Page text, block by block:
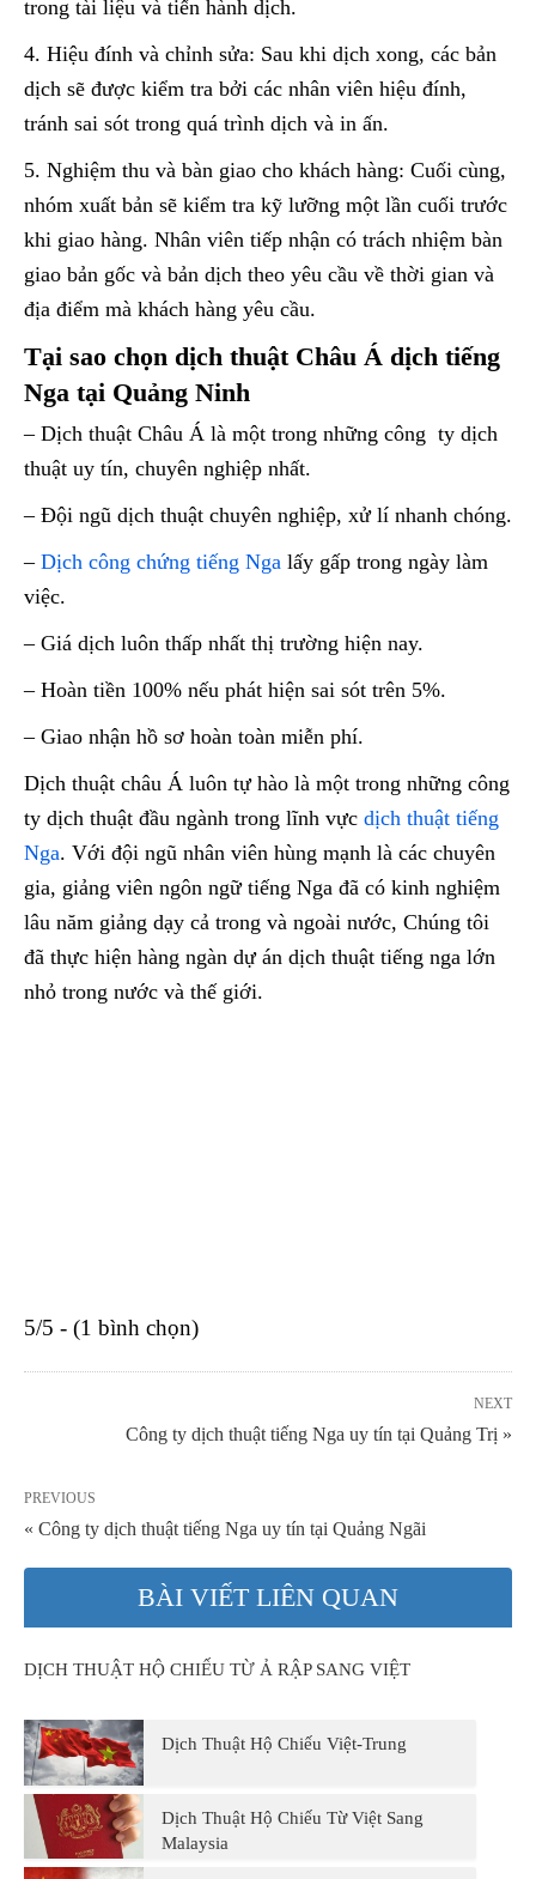
trong tài liệu và tiến hành dịch.
4. Hiệu đính và chỉnh sửa: Sau khi dịch xong, các bản
dịch sẽ được kiểm tra bởi các nhân viên hiệu đính,
tránh sai sót trong quá trình dịch và in ấn.
5. Nghiệm thu và bàn giao cho khách hàng: Cuối cùng,
nhóm xuất bản sẽ kiểm tra kỹ lưỡng một lần cuối trước
khi giao hàng. Nhân viên tiếp nhận có trách nhiệm bàn
giao bản gốc và bản dịch theo yêu cầu về thời gian và
địa điểm mà khách hàng yêu cầu.
Tại sao chọn dịch thuật Châu Á dịch tiếng
Nga tại Quảng Ninh
– Dịch thuật Châu Á là một trong những công ty dịch
thuật uy tín, chuyên nghiệp nhất.
– Đội ngũ dịch thuật chuyên nghiệp, xử lí nhanh chóng.
– Dịch công chứng tiếng Nga lấy gấp trong ngày làm
việc.
– Giá dịch luôn thấp nhất thị trường hiện nay.
– Hoàn tiền 100% nếu phát hiện sai sót trên 5%.
– Giao nhận hồ sơ hoàn toàn miễn phí.
Dịch thuật châu Á luôn tự hào là một trong những công
ty dịch thuật đầu ngành trong lĩnh vực dịch thuật tiếng
Nga. Với đội ngũ nhân viên hùng mạnh là các chuyên
gia, giảng viên ngôn ngữ tiếng Nga đã có kinh nghiệm
lâu năm giảng dạy cả trong và ngoài nước, Chúng tôi
đã thực hiện hàng ngàn dự án dịch thuật tiếng nga lớn
nhỏ trong nước và thế giới.
5/5 - (1 bình chọn)
NEXT
Công ty dịch thuật tiếng Nga uy tín tại Quảng Trị »
PREVIOUS
« Công ty dịch thuật tiếng Nga uy tín tại Quảng Ngãi
BÀI VIẾT LIÊN QUAN
DỊCH THUẬT HỘ CHIẾU TỪ Ả RẬP SANG VIỆT
Dịch Thuật Hộ Chiếu Việt-Trung
Dịch Thuật Hộ Chiếu Từ Việt Sang
Malaysia